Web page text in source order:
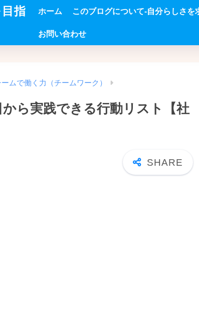
指
ホーム このブログについて-自分らしさを
お問い合わせ
ムで働く力（チームワーク）
ら実践できる行動リスト【社